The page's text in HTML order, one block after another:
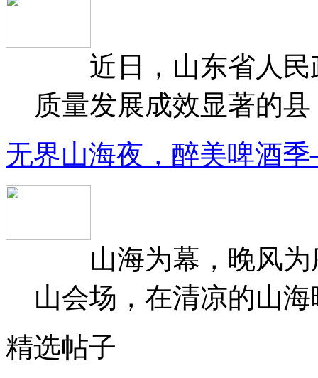
近日，山东省人民
质量发展成效显著的
无界山海夜，醉美啤酒
山海为幕，晚风为
山会场，在清凉的山
精选帖子